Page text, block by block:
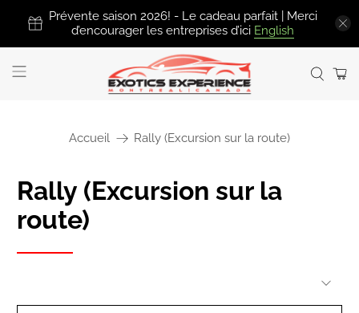
Prévente saison 2026! - Le cadeau parfait | Merci
d’encourager les entreprises d’ici English
Accueil Rally (Excursion sur la route)
Rally (Excursion sur la
route)